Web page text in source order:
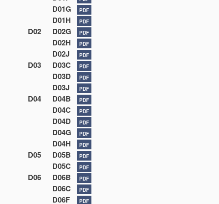
D01G PDF
D01H PDF
D02 D02G PDF
D02H PDF
D02J PDF
D03 D03C PDF
D03D PDF
D03J PDF
D04 D04B PDF
D04C PDF
D04D PDF
D04G PDF
D04H PDF
D05 D05B PDF
D05C PDF
D06 D06B PDF
D06C PDF
D06F PDF